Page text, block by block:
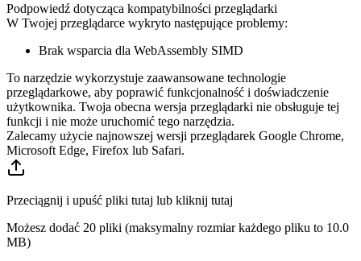
Podpowiedź dotycząca kompatybilności przeglądarki
W Twojej przeglądarce wykryto następujące problemy:
Brak wsparcia dla WebAssembly SIMD
To narzędzie wykorzystuje zaawansowane technologie
przeglądarkowe, aby poprawić funkcjonalność i doświadczenie
użytkownika. Twoja obecna wersja przeglądarki nie obsługuje tej
funkcji i nie może uruchomić tego narzędzia.
Zalecamy użycie najnowszej wersji przeglądarek Google Chrome,
Microsoft Edge, Firefox lub Safari.
Przeciągnij i upuść pliki tutaj lub kliknij tutaj
Możesz dodać 20 pliki (maksymalny rozmiar każdego pliku to 10.0
MB)